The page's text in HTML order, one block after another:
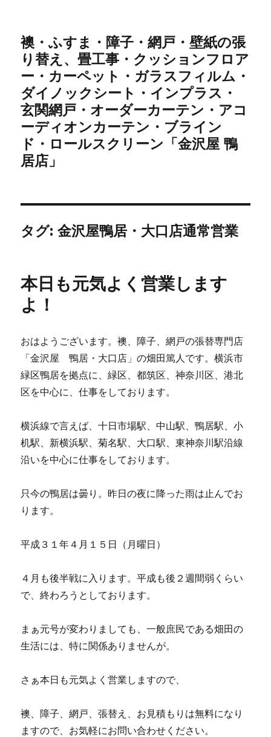
襖・ふすま・障子・網戸・壁紙の張
り替え、畳工事・クッションフロア
ー・カーペット・ガラスフィルム・
ダイノックシート・インプラス・
玄関網戸・オーダーカーテン・アコ
ーディオンカーテン・ブライン
ド・ロールスクリーン「金沢屋 鴨
居店」
タグ: 金沢屋鴨居・大口店通常営業
本日も元気よく営業します
よ！
おはようございます。襖、障子、網戸の張替専門店
「金沢屋 鴨居・大口店」の畑田篤人です。横浜市
緑区鴨居を拠点に、緑区、都筑区、神奈川区、港北
区を中心に、仕事をしております。
横浜線で言えば、十日市場駅、中山駅、鴨居駅、小
机駅、新横浜駅、菊名駅、大口駅、東神奈川駅沿線
沿いを中心に仕事をしております。
只今の鴨居は曇り。昨日の夜に降った雨は止んでお
ります。
平成３１年４月１５日（月曜日）
４月も後半戦に入ります。平成も後２週間弱くらい
で、終わろうとしております。
まぁ元号が変わりましても、一般庶民である畑田の
生活には、特に関係ありませんが。
さぁ本日も元気よく営業しますので、
襖、障子、網戸、張替え、お見積もりは無料になり
ますので、お気軽にお問い合わせください。